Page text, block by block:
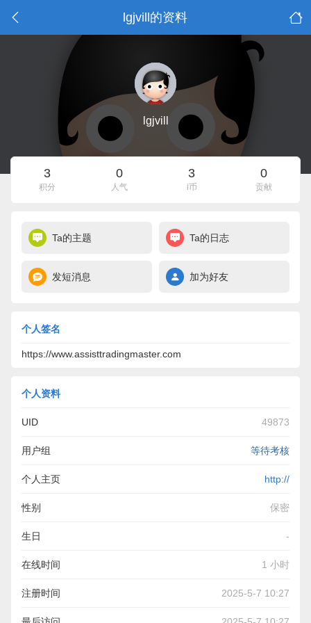
lgjvill的资料
lgjvill
3
积分
0
人气
3
i币
0
贡献
Ta的主题 Ta的日志
发短消息 加为好友
个人签名
https://www.assisttradingmaster.com
个人资料
UID 49873
用户组 等待考核
个人主页 http://
性别 保密
生日 -
在线时间 1 小时
注册时间 2025-5-7 10:27